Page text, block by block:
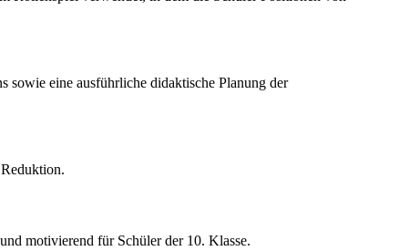
sowie eine ausführliche didaktische Planung der
motivierend für Schüler der 10. Klasse.